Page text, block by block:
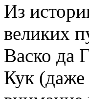
Из
великих
Васко да
Кук (даже